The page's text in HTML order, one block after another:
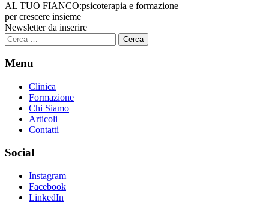
AL TUO FIANCO:psicoterapia e formazione
per crescere insieme
Newsletter da inserire
Ricerca
per:
Menu
Clinica
Formazione
Chi Siamo
Articoli
Contatti
Social
Instagram
Facebook
LinkedIn